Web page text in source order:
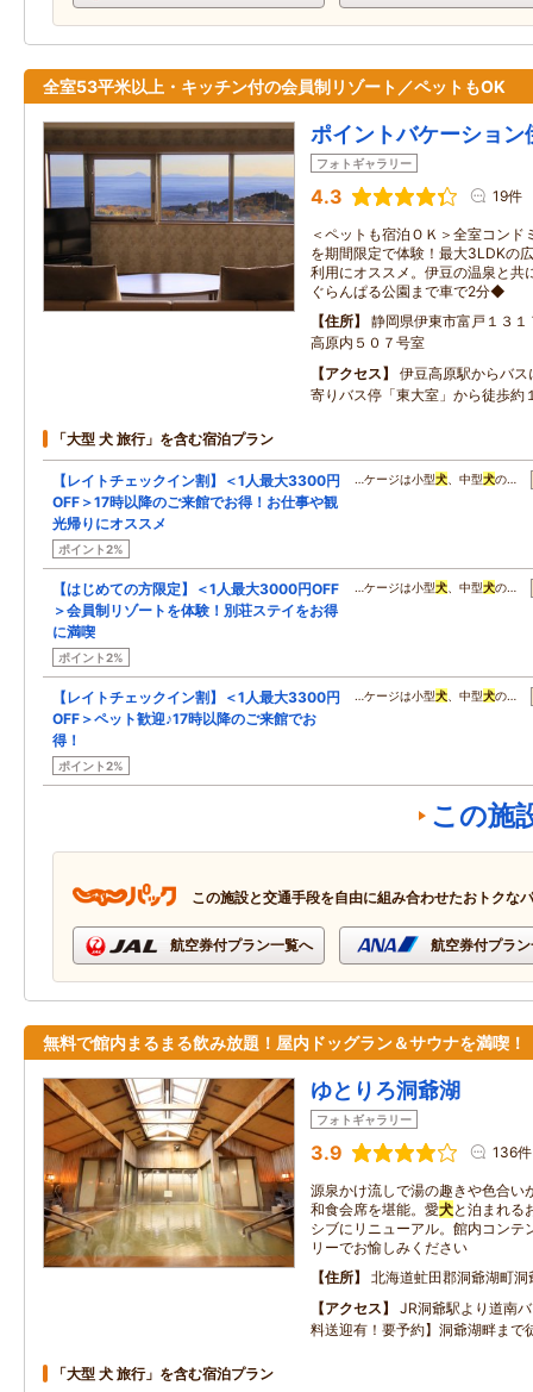
全室53平米以上・キッチン付の会員制リゾート／ペットもOK
ポイントバケーション
フォトギャラリー
4.3 19件
＜ペットも宿泊ＯＫ＞全室コンド
を期間限定で体験！最大3LDKの
利用にオススメ。伊豆の温泉と
ぐらんぱる公園まで車で2分◆
住所
静岡県伊東市富戸１３
高原内５０７号室
アクセス
伊豆高原駅からバ
寄りバス停「東大室」から徒歩約
「大型 犬 旅行」を含む宿泊プラン
【レイトチェックイン割】＜1人最大3300円
OFF＞17時以降のご来館でお得！お仕事や観
光帰りにオススメ
ポイント2%
…ケージは小型犬 、中型犬の…
【はじめての方限定】＜1人最大3000円OFF
＞会員制リゾートを体験！別荘ステイをお得
に満喫
ポイント2%
…ケージは小型犬 、中型犬の…
【レイトチェックイン割】＜1人最大3300円
OFF＞ペット歓迎♪17時以降のご来館でお
得！
ポイント2%
…ケージは小型犬 、中型犬の…
この施
この施設と交通手段を自由に組み合わせたおトクな
航空券付プラン一覧へ 航空券付プラ
無料で館内まるまる飲み放題！屋内ドッグラン＆サウナを満喫！
ゆとりろ洞爺湖
フォトギャラリー
3.9 136件
源泉かけ流しで湯の趣きや色合い
和食会席を堪能。愛犬と泊まれる
シブにリニューアル。館内コンテ
リーでお愉しみください
住所
北海道虻田郡洞爺湖町洞
アクセス
JR洞爺駅より道南
料送迎有！要予約】洞爺湖畔まで
「大型 犬 旅行」を含む宿泊プラン